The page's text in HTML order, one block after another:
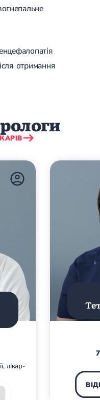
хвороба)
(хвороба Аддісона)
Ударно-хвильова терапія
Магнітотерапія
Лазерна терапія
після перелому
після вивиху
після ендопротезування
після артроскопії
отримання
лікар-